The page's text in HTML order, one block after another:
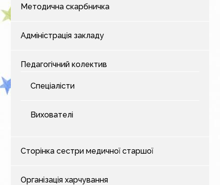
Методична скарбничка
Адміністрація закладу
Педагогічний колектив
Спеціалісти
Вихователі
Сторінка сестри медичної старшої
Організація харчування